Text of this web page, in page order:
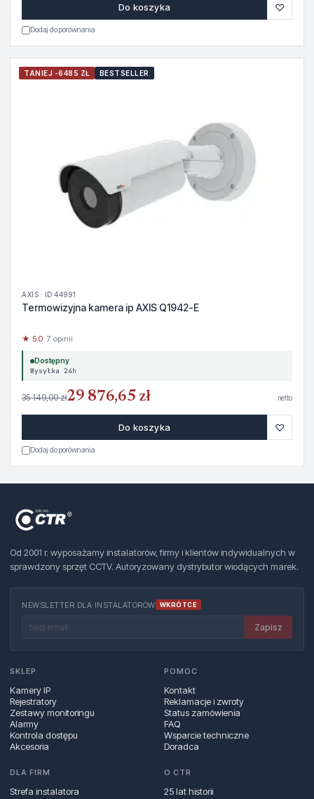
Do koszyka ♡
Dodaj do porównania
TANIEJ -6485 ZŁ BESTSELLER
AXIS · ID 44991
Termowizyjna kamera ip AXIS Q1942-E
★ 5.0· 7 opinii
Dostępny
Wysyłka 24h
35 149,00 zł29 876,65 zł netto
Do koszyka ♡
Dodaj do porównania
Od 2001 r. wyposażamy instalatorów, firmy i klientów indywidualnych w
sprawdzony sprzęt CCTV. Autoryzowany dystrybutor wiodących marek.
NEWSLETTER DLA INSTALATORÓW WKRÓTCE
Zapisz
SKLEP
Kamery IP
Rejestratory
Zestawy monitoringu
Alarmy
Kontrola dostępu
Akcesoria
POMOC
Kontakt
Reklamacje i zwroty
Status zamówienia
FAQ
Wsparcie techniczne
Doradca
DLA FIRM
Strefa instalatora
O CTR
25 lat historii